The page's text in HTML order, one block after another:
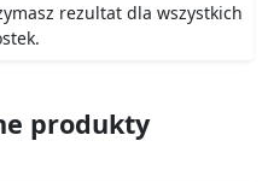
rezultat dla wszystkich
produkty